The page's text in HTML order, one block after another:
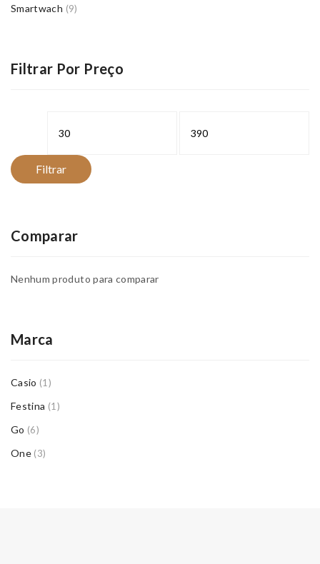
Smartwach (9)
Filtrar Por Preço
Filtrar
Comparar
Nenhum produto para comparar
Marca
Casio (1)
Festina (1)
Go (6)
One (3)